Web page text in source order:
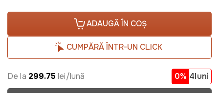
ADAUGĂ ÎN COȘ
CUMPĂRĂ ÎNTR-UN CLICK
De la 299.75 lei/lună 0% 4luni